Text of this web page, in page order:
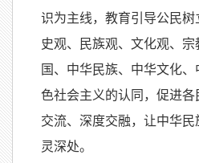
识为主线，教育引导公民
史观、民族观、文化观、
国、中华民族、中华文化
色社会主义的认同，促进
交流、深度交融，让中华
灵深处。